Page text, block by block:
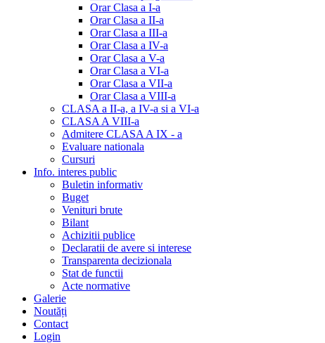
Orar Clasa a I-a
Orar Clasa a II-a
Orar Clasa a III-a
Orar Clasa a IV-a
Orar Clasa a V-a
Orar Clasa a VI-a
Orar Clasa a VII-a
Orar Clasa a VIII-a
CLASA a II-a, a IV-a si a VI-a
CLASA A VIII-a
Admitere CLASA A IX - a
Evaluare nationala
Cursuri
Info. interes public
Buletin informativ
Buget
Venituri brute
Bilant
Achizitii publice
Declaratii de avere si interese
Transparenta decizionala
Stat de functii
Acte normative
Galerie
Noutăți
Contact
Login